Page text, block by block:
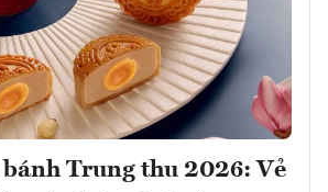
Trung thu 2026: Vẻ